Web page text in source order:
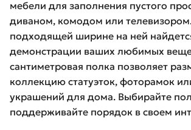
мебели для заполнения пустого
диваном, комодом или
подходящей ширине на ней
демонстрации ваших любимых
сантиметровая полка позволяет
коллекцию статуэток, фоторамок
украшений для дома. Выбирайте
поддерживайте порядок в своем